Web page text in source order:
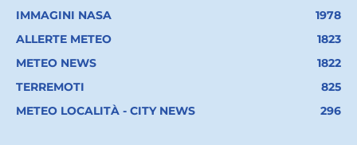
IMMAGINI NASA
1978
ALLERTE METEO
1823
METEO NEWS
1822
TERREMOTI
825
METEO LOCALITÀ - CITY NEWS
296